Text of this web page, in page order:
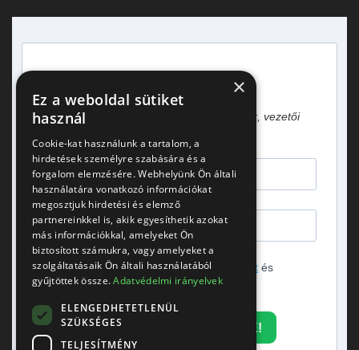
Gyakorlati tapasztalatok, esettanulmányok, vezetői
Elfogadom azadatvédelmi tájékoztatót és
hozzájárulok a hírlevél küldéséhez.
FELIRATKOZOM A HÍRLEVÉLRE!
×
Ez a weboldal sütiket
használ
Cookie-kat használunk a tartalom, a
hirdetések személyre szabására és a
forgalom elemzésére. Webhelyünk Ön általi
használatára vonatkozó információkat
megosztjuk hirdetési és elemző
partnereinkkel is, akik egyesíthetik azokat
más információkkal, amelyeket Ön
biztosított számukra, vagy amelyeket a
szolgáltatásaik Ön általi használatából
gyűjtöttek össze.Adatvédelmi irányelvek
ELENGEDHETETLENÜL
SZÜKSÉGES
TELJESÍTMÉNY